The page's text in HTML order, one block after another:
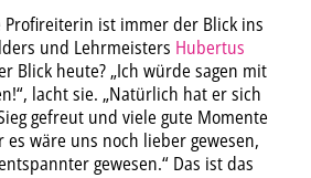
Profireiterin ist immer der Blick ins
und Lehrmeisters Hubertus
Blick heute? „Ich würde sagen mit
lacht sie. „Natürlich hat er sich
gefreut und viele gute Momente
wäre uns noch lieber gewesen,
gewesen.“ Das ist das